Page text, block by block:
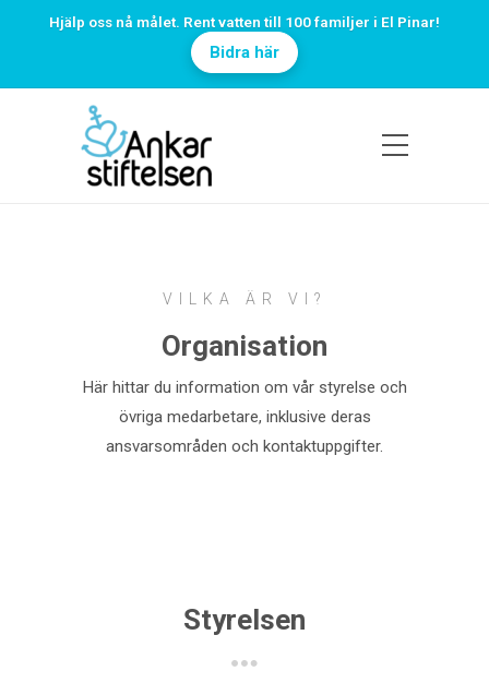
Hjälp oss nå målet. Rent vatten till 100 familjer i El Pinar!
Bidra här
VILKA ÄR VI?
Organisation
Här hittar du information om vår styrelse och
övriga medarbetare, inklusive deras
ansvarsområden och kontaktuppgifter.
Styrelsen